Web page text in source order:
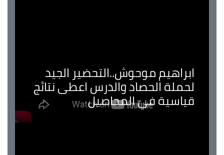
ابراهيم موحوش..التحضير الجيد
لحملة الحصاد والدرس اعطى نتائج
قياسية في المحاصيل